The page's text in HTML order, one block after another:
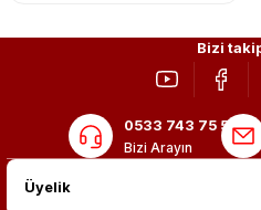
Bizi
0533 743 75 56
Bizi Arayın
Üyelik